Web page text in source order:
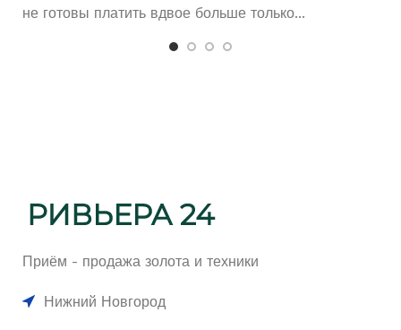
не готовы платить вдвое больше только...
Приём - продажа золота и техники
Нижний Новгород